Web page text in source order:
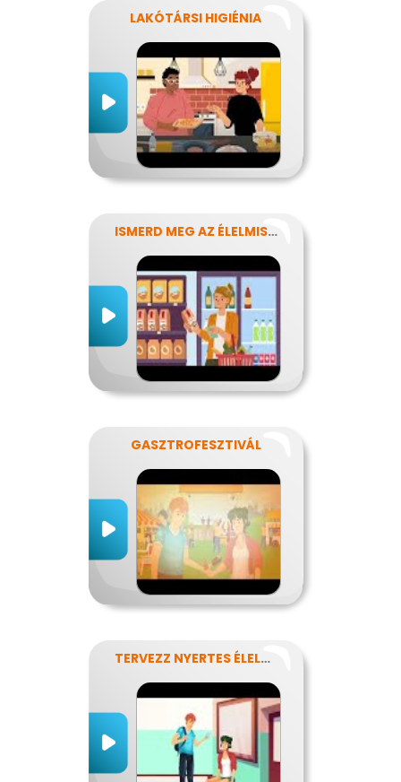
LAKÓTÁRSI HIGIÉNIA
ISMERD MEG AZ ÉLELMISZEREK TITKAIT!
GASZTROFESZTIVÁL
TERVEZZ NYERTES ÉLELMISZER-CSOMAGOLÁST!